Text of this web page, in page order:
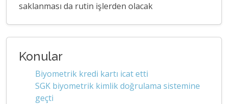
saklanması da rutin işlerden olacak
Konular
Biyometrik kredi kartı icat etti
SGK biyometrik kimlik doğrulama sistemine
geçti